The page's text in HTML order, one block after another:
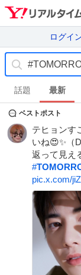
ログイ
話題 最新
ベストポスト
テヒョンす
いね😍✨（
返って見え
#
pic.x.com/